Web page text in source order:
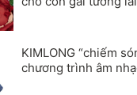
KIMLONG “chiếm
chương trình âm